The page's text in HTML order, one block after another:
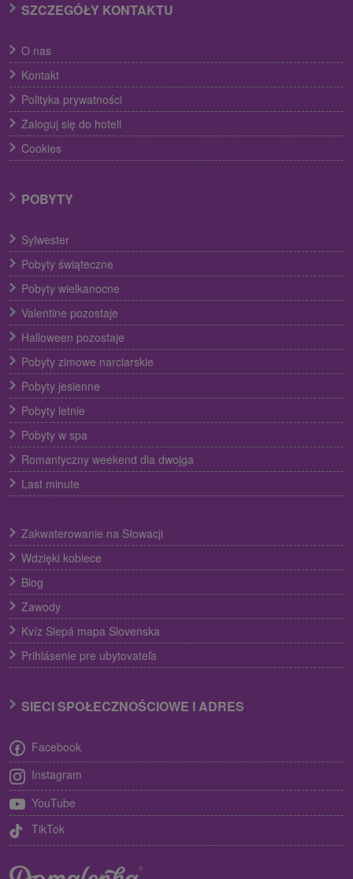
SZCZEGÓŁY KONTAKTU
O nas
Kontakt
Polityka prywatności
Zaloguj się do hoteli
Cookies
POBYTY
Sylwester
Pobyty świąteczne
Pobyty wielkanocne
Valentine pozostaje
Halloween pozostaje
Pobyty zimowe narciarskie
Pobyty jesienne
Pobyty letnie
Pobyty w spa
Romantyczny weekend dla dwojga
Last minute
Zakwaterowanie na Słowacji
Wdzięki kobiece
Blog
Zawody
Kvíz Slepá mapa Slovenska
Prihlásenie pre ubytovateľa
SIECI SPOŁECZNOŚCIOWE I ADRES
Facebook
Instagram
YouTube
TikTok